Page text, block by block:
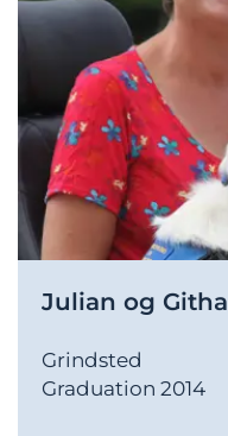
Julian og Githa
Grindsted
Graduation 2014